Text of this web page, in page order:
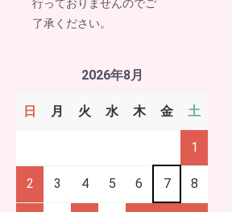
行っておりませんのでご
了承ください。
2026年8月
日 月 火 水 木 金 土
1
2 3 4 5 6 7 8